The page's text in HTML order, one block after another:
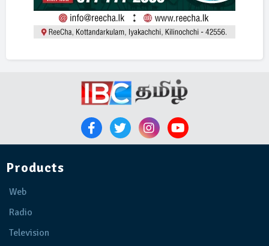
Products
Web
Radio
Television